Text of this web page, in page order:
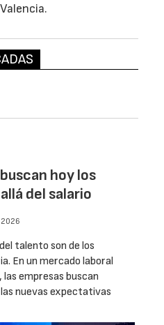
hoy los
del salario
2026
talento son de los
En un mercado laboral
empresas buscan
nuevas expectativas